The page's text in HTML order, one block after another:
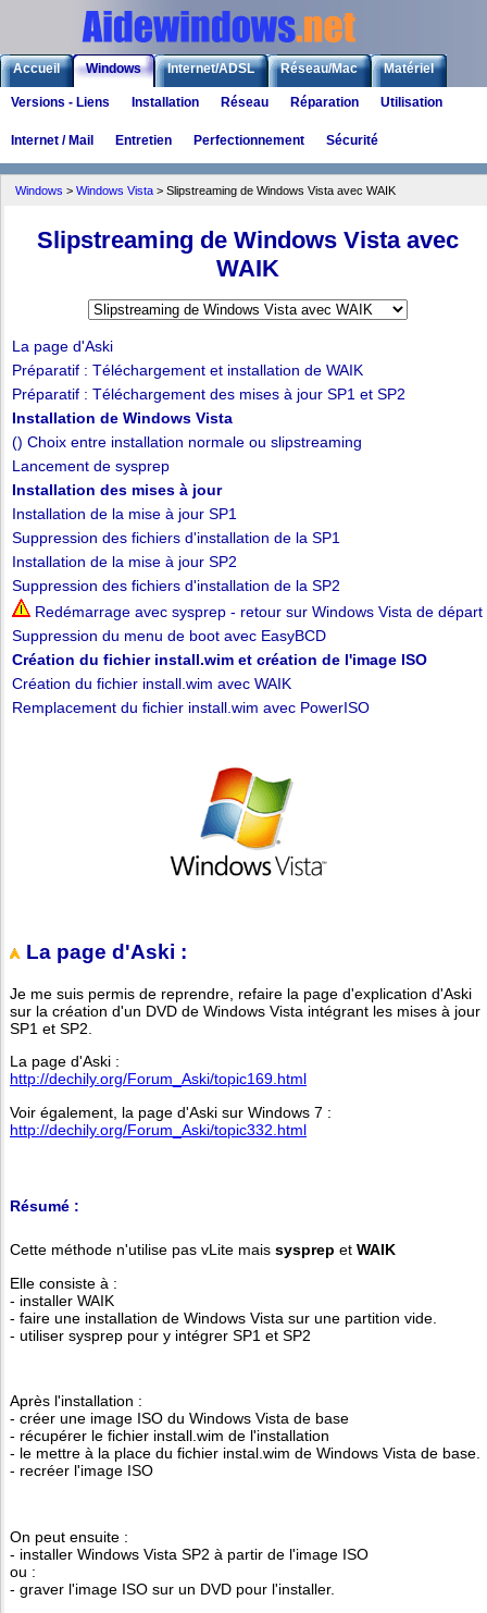
Accueil Windows Internet/ADSL Réseau/Mac Matériel
Logiciels Liens Jeux
Versions - Liens Installation Réseau Réparation Utilisation
Internet / Mail Entretien Perfectionnement Sécurité
Windows > Windows Vista > Slipstreaming de Windows Vista avec WAIK
Slipstreaming de Windows Vista avec
WAIK
La page d'Aski
Préparatif : Téléchargement et installation de WAIK
Préparatif : Téléchargement des mises à jour SP1 et SP2
Installation de Windows Vista
() Choix entre installation normale ou slipstreaming
Lancement de sysprep
Installation des mises à jour
Installation de la mise à jour SP1
Suppression des fichiers d'installation de la SP1
Installation de la mise à jour SP2
Suppression des fichiers d'installation de la SP2
Redémarrage avec sysprep - retour sur Windows Vista de départ
Suppression du menu de boot avec EasyBCD
Création du fichier install.wim et création de l'image ISO
Création du fichier install.wim avec WAIK
Remplacement du fichier install.wim avec PowerISO
La page d'Aski :
Je me suis permis de reprendre, refaire la page d'explication d'Aski
sur la création d'un DVD de Windows Vista intégrant les mises à jour
SP1 et SP2.
La page d'Aski :
http://dechily.org/Forum_Aski/topic169.html
Voir également, la page d'Aski sur Windows 7 :
http://dechily.org/Forum_Aski/topic332.html
Résumé :
Cette méthode n'utilise pas vLite mais sysprep et WAIK
Elle consiste à :
- installer WAIK
- faire une installation de Windows Vista sur une partition vide.
- utiliser sysprep pour y intégrer SP1 et SP2
Après l'installation :
- créer une image ISO du Windows Vista de base
- récupérer le fichier install.wim de l'installation
- le mettre à la place du fichier instal.wim de Windows Vista de base.
- recréer l'image ISO
On peut ensuite :
- installer Windows Vista SP2 à partir de l'image ISO
ou :
- graver l'image ISO sur un DVD pour l'installer.